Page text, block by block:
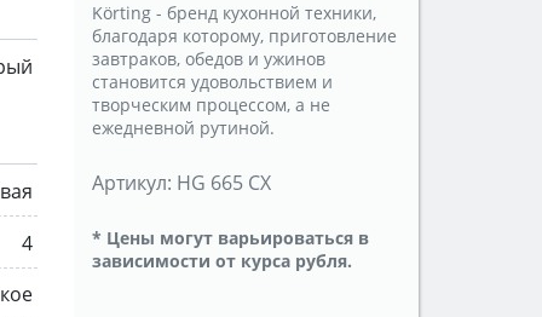
4
Körting - бренд кухонной техники,
благодаря которому, приготовление
завтраков, обедов и ужинов
становится удовольствием и
творческим процессом, а не
ежедневной рутиной.
Артикул: HG 665 CX
* Цены могут варьироваться в
зависимости от курса рубля.